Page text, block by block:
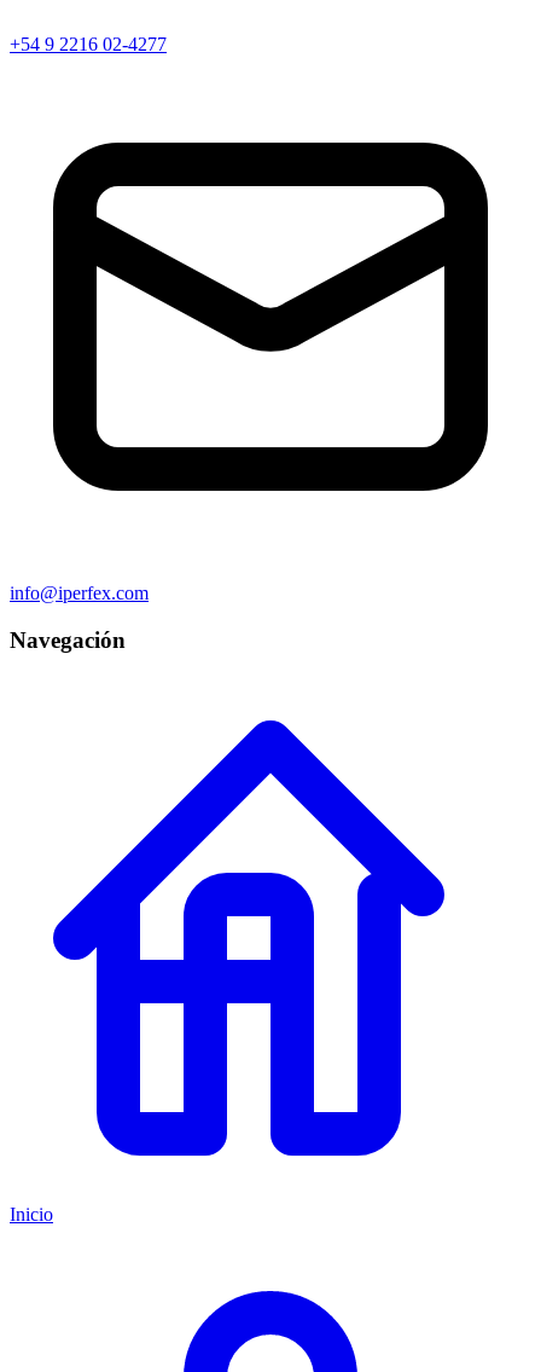
+54 9 2216 02-4277
info@iperfex.com
Navegación
Inicio